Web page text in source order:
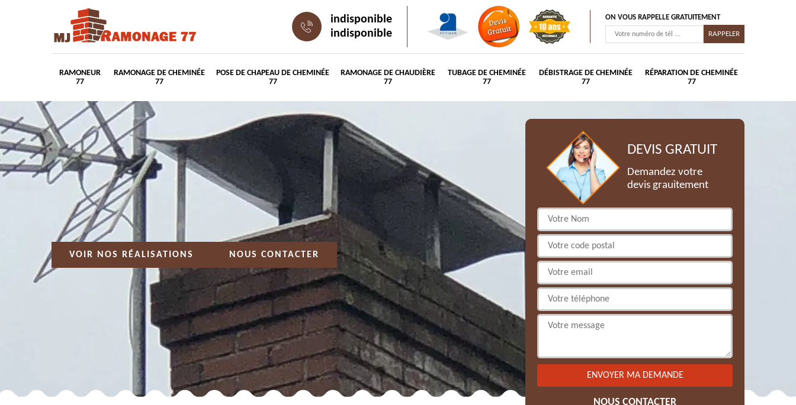
indisponible
indisponible
ON VOUS RAPPELLE GRATUITEMENT
RAMONEUR
77
RAMONAGE DE CHEMINÉE
77
POSE DE CHAPEAU DE CHEMINÉE
77
RAMONAGE DE CHAUDIÈRE
77
TUBAGE DE CHEMINÉE
77
DÉBISTRAGE DE CHEMINÉE
77
RÉPARATION DE CHEMINÉE
77
VOIR NOS RÉALISATIONS NOUS CONTACTER
DEVIS GRATUIT
Demandez votre
devis grauitement
NOUS CONTACTER